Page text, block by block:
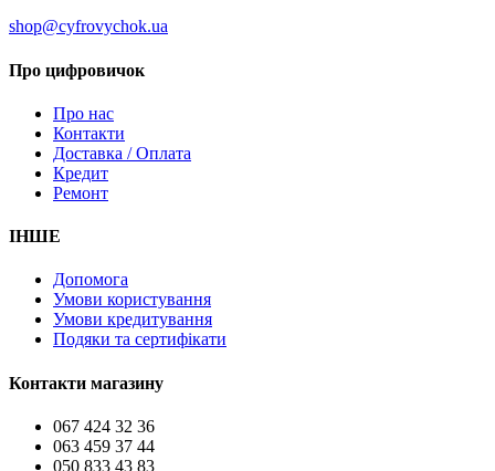
shop@cyfrovychok.ua
Про цифровичок
Про нас
Контакти
Доставка / Оплата
Кредит
Ремонт
ІНШЕ
Допомога
Умови користування
Умови кредитування
Подяки та сертифікати
Контакти магазину
067 424 32 36
063 459 37 44
050 833 43 83